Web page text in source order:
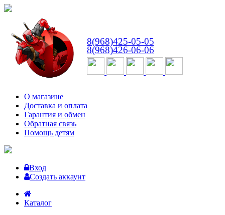
8(968)425-05-05
8(968)426-06-06
О магазине
Доставка и оплата
Гарантия и обмен
Обратная связь
Помощь детям
Вход
Создать аккаунт
Каталог